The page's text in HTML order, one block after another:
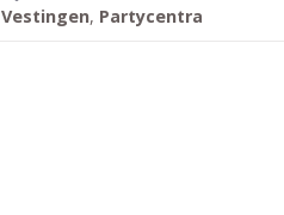
Vestingen, Partycentra